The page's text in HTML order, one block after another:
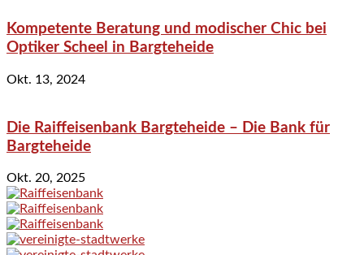
Kompetente Beratung und modischer Chic bei
Optiker Scheel in Bargteheide
Okt. 13, 2024
Die Raiffeisenbank Bargteheide – Die Bank für
Bargteheide
Okt. 20, 2025